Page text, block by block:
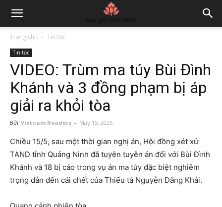
Trang chủ Tin tức
Tin tức
VIDEO: Trùm ma túy Bùi Đình
Khánh và 3 đồng phạm bị áp
giải ra khỏi tòa
Bởi Vietnam Readers - May 15, 2026
Chiều 15/5, sau một thời gian nghị án, Hội đồng xét xử
TAND tỉnh Quảng Ninh đã tuyên tuyên án đối với Bùi Đình
Khánh và 18 bị cáo trong vụ án ma túy đặc biệt nghiêm
trọng dẫn đến cái chết của Thiếu tá Nguyễn Đăng Khải.